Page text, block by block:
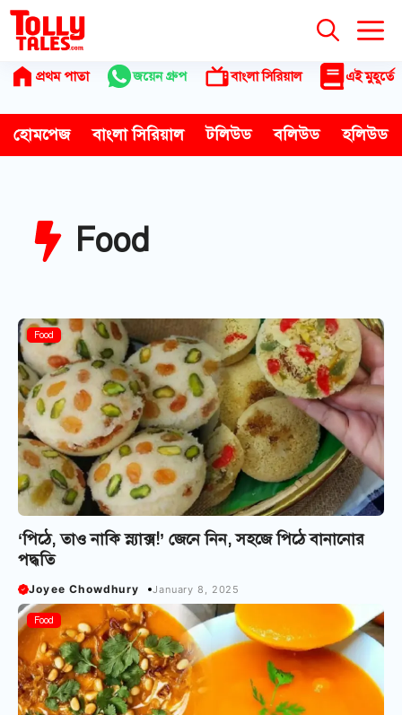
Skip
content
প্রথম পাতা জয়েন গ্রুপ বাংলা সিরিয়াল এই মুহূর্তে
হোমপেজ বাংলা সিরিয়াল টলিউড বলিউড হলিউড
Food
Food
‘পিঠে, তাও নাকি স্ন্যাক্স!’ জেনে নিন, সহজে পিঠে বানানোর
পদ্ধতি
Joyee Chowdhury January 8, 2025
Food